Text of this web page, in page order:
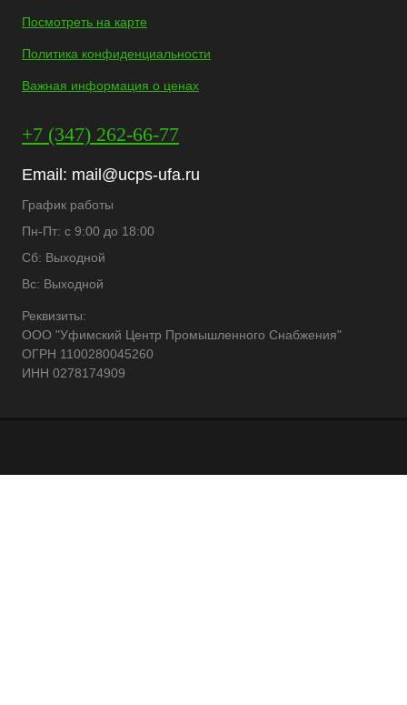
Посмотреть на карте
Политика конфиденциальности
Важная информация о ценах
+7 (347) 262-66-77
Email: mail@ucps-ufa.ru
График работы
Пн-Пт: с 9:00 до 18:00
Сб: Выходной
Вс: Выходной
Реквизиты:
ООО "Уфимский Центр Промышленного Снабжения"
ОГРН 1100280045260
ИНН 0278174909